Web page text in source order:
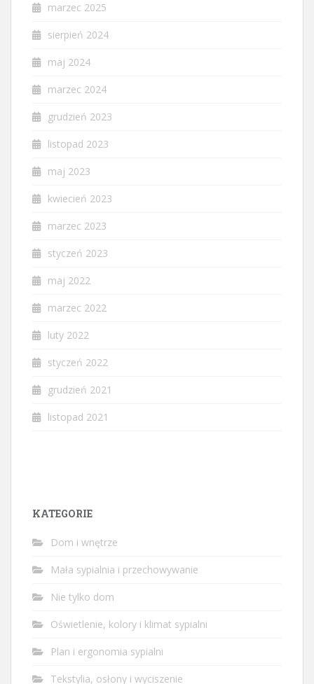
marzec 2025
sierpień 2024
maj 2024
marzec 2024
grudzień 2023
listopad 2023
maj 2023
kwiecień 2023
marzec 2023
styczeń 2023
maj 2022
marzec 2022
luty 2022
styczeń 2022
grudzień 2021
listopad 2021
KATEGORIE
Dom i wnętrze
Mała sypialnia i przechowywanie
Nie tylko dom
Oświetlenie, kolory i klimat sypialni
Plan i ergonomia sypialni
Tekstylia, osłony i wyciszenie